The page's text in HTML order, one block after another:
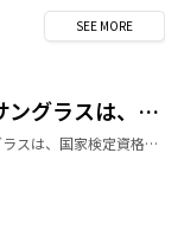
SEE MORE
メガネ・サングラスは、国家検定資格「1級眼鏡作製技能士」にお任せ下さい♪
メガネ・サングラスは、国家検定資格「1級眼鏡作製技能士」にお任せ下さい。 パリミキ新静岡セノバ店には、国家検定資格「1級眼鏡作製技能士」が２名在籍しております。 確かな測定、確かな加工、確かなフィッティング 是非ご来店くださいませ♪